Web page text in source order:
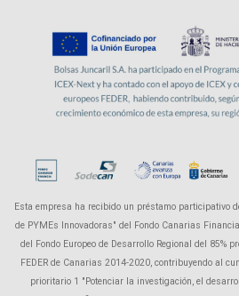
Esta empresa ha recibido un préstamo participativo
de PYMEs Innovadoras" del Fondo Canarias
del Fondo Europeo de Desarrollo Regional del 85%
FEDER de Canarias 2014-2020, contribuyendo al
prioritario 1 "Potenciar la investigación, el